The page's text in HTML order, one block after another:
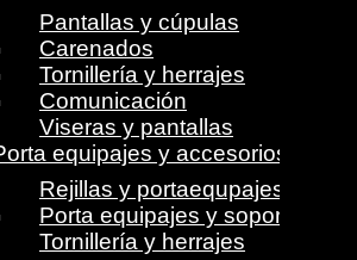
Pantallas y cúpulas
Carenados
Tornillería y herrajes
Comunicación
Viseras y pantallas
equipajes y accesorios
Rejillas y portaequpajes
Porta equipajes y soportes
Tornillería y herrajes